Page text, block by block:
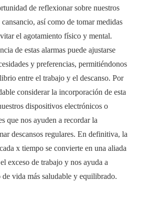
de reflexionar sobre nuestros
así como de tomar medidas
el agotamiento físico y mental.
de estas alarmas puede ajustarse
y preferencias, permitiéndonos
entre el trabajo y el descanso. Por
considerar la incorporación de esta
dispositivos electrónicos o
que nos ayuden a recordar la
descansos regulares. En definitiva, la
x tiempo se convierte en una aliada
exceso de trabajo y nos ayuda a
de vida más saludable y equilibrado.